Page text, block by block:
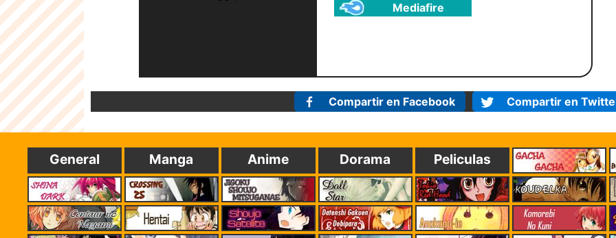
Mediafire
Compartir en Facebook Compartir en
General Manga Anime Dorama Peliculas